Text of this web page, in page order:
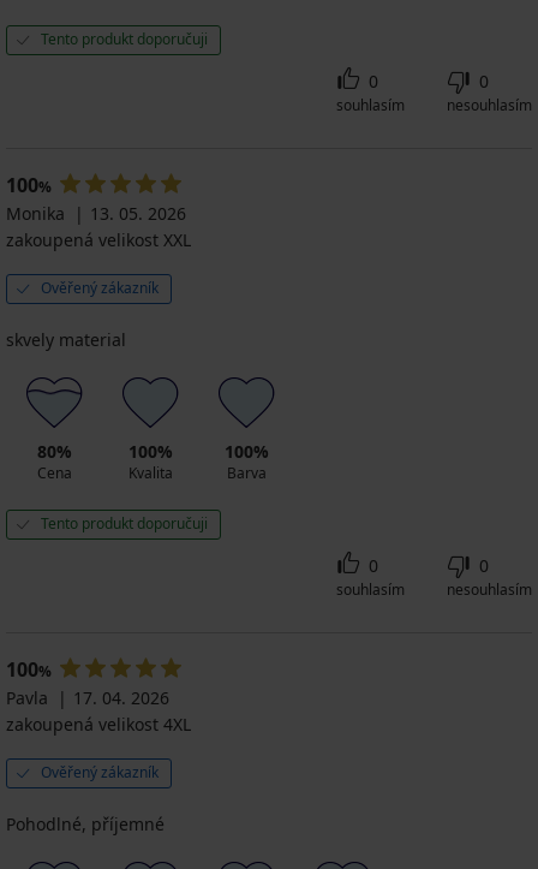
Tento produkt doporučuji
0
souhlasím
0
nesouhlasím
100%
Monika
13. 05. 2026
zakoupená velikost XXL
Ověřený zákazník
skvely material
80%
Cena
100%
Kvalita
100%
Barva
Tento produkt doporučuji
0
souhlasím
0
nesouhlasím
100%
Pavla
17. 04. 2026
zakoupená velikost 4XL
Ověřený zákazník
Pohodlné, příjemné